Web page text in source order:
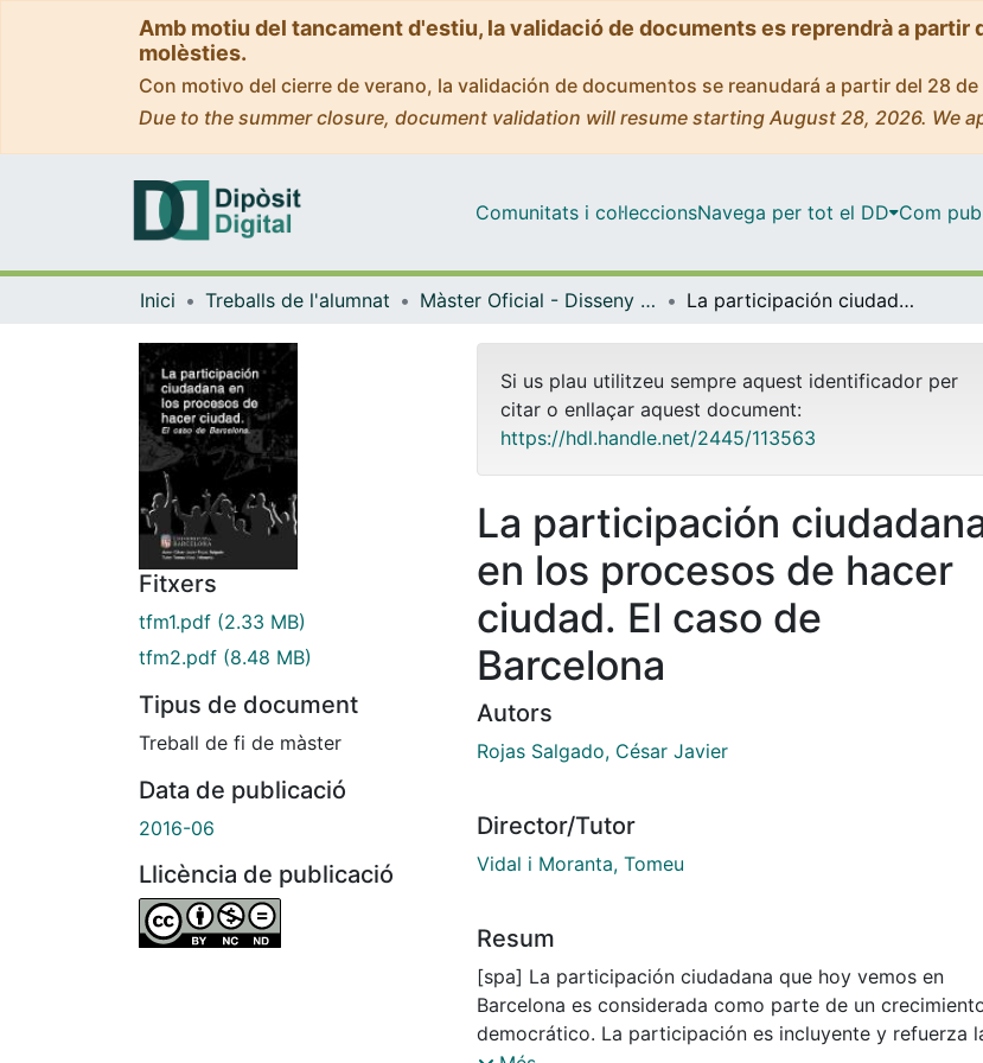
Amb motiu del tancament d'estiu, la validació de documents es reprendrà a partir
molèsties.
Con motivo del cierre de verano, la validación de documentos se reanudará a partir del 28
Due to the summer closure, document validation will resume starting August 28, 2026. We
Comunitats i col·leccionsNavega per tot el DD Com
Inici Treballs de l'alumnat Màster Oficial - Disseny Urbà: Art, Ciutat, Societat La participación ciudadana en los procesos de hacer ciudad. El caso de Barcelona
Fitxers
tfm1.pdf (2.33 MB)
tfm2.pdf (8.48 MB)
Tipus de document
Treball de fi de màster
Data de publicació
2016-06
Llicència de publicació
Si us plau utilitzeu sempre aquest identificador per
citar o enllaçar aquest document:
https://hdl.handle.net/2445/113563
La participación
en los procesos de hacer
ciudad. El caso de
Barcelona
Autors
Rojas Salgado, César Javier
Director/Tutor
Vidal i Moranta, Tomeu
Resum
[spa] La participación ciudadana que hoy vemos en
Barcelona es considerada como parte de un
democrático. La participación es incluyente y refuerza